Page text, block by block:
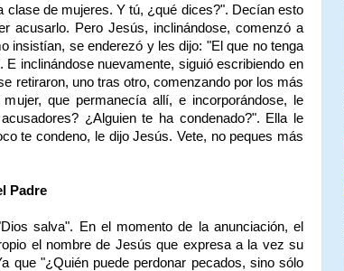
clase de mujeres. Y tú, ¿qué dices?". Decían esto
acusarlo. Pero Jesús, inclinándose, comenzó a
insistían, se enderezó y les dijo: "El que no tenga
E inclinándose nuevamente, siguió escribiendo en
retiraron, uno tras otro, comenzando por los más
que permanecía allí, e incorporándose, le
¿Alguien te ha condenado?". Ella le
te condeno, le dijo Jesús. Vete, no peques más
Padre
salva". En el momento de la anunciación, el
el nombre de Jesús que expresa a la vez su
que "¿Quién puede perdonar pecados, sino sólo